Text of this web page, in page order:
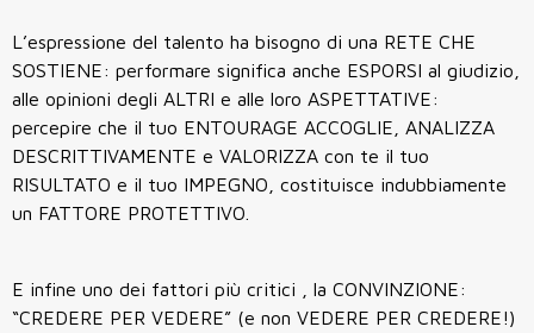
L’espressione del talento ha bisogno di una RETE CHE
SOSTIENE: performare significa anche ESPORSI al giudizio,
alle opinioni degli ALTRI e alle loro ASPETTATIVE:
percepire che il tuo ENTOURAGE ACCOGLIE, ANALIZZA
DESCRITTIVAMENTE e VALORIZZA con te il tuo
RISULTATO e il tuo IMPEGNO, costituisce indubbiamente
un FATTORE PROTETTIVO.
E infine uno dei fattori più critici , la CONVINZIONE:
“CREDERE PER VEDERE” (e non VEDERE PER CREDERE!)